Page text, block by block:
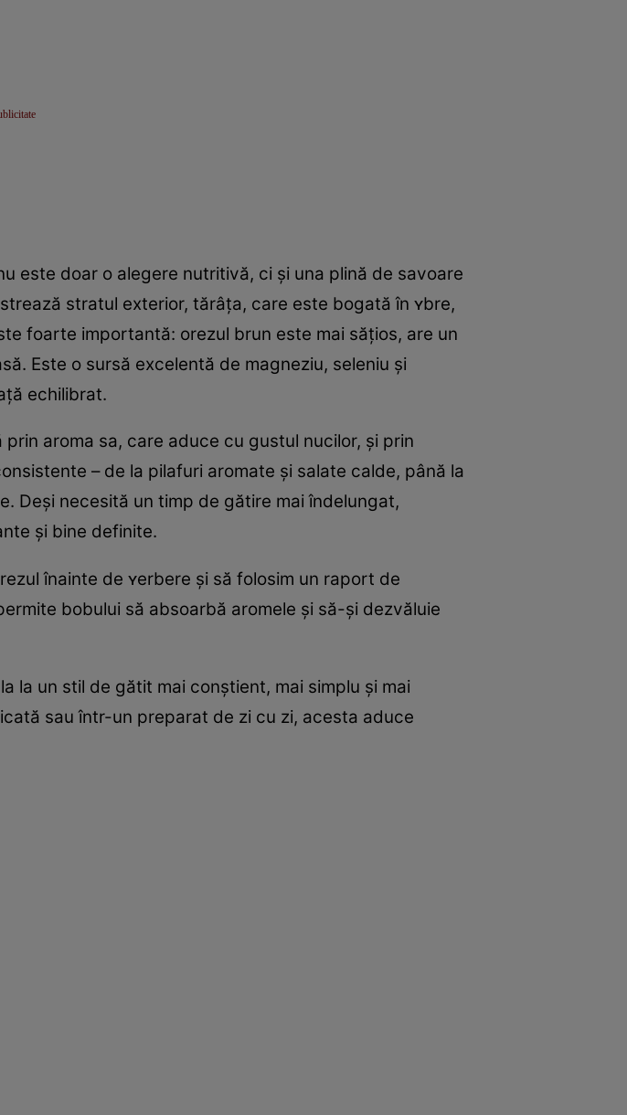
este doar o alegere nutritivă, ci și una plină de savoare
stratul exterior, tărâța, care este bogată în ʏbre,
foarte importantă: orezul brun este mai sățios, are un
Este o sursă excelentă de magneziu, seleniu și
echilibrat.
aroma sa, care aduce cu gustul nucilor, și prin
– de la pilafuri aromate și salate calde, până la
Deși necesită un timp de gătire mai îndelungat,
și bine definite.
înainte de ʏerbere și să folosim un raport de
bobului să absoarbă aromele și să-și dezvăluie
la un stil de gătit mai conștient, mai simplu și mai
sau într-un preparat de zi cu zi, acesta aduce